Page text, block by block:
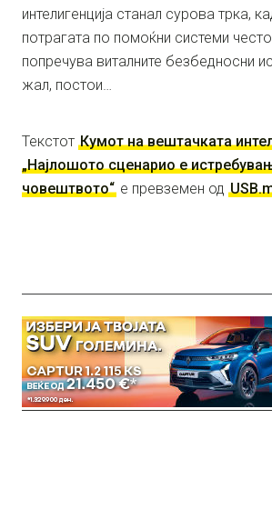
интелигенција станал сурова трка,
потрагата по помоќни системи
попречува виталните безбедносни
жал, постои…
Текстот Кумот на вештачката
„Најлошото сценарио е
човештвото“ е превземен од